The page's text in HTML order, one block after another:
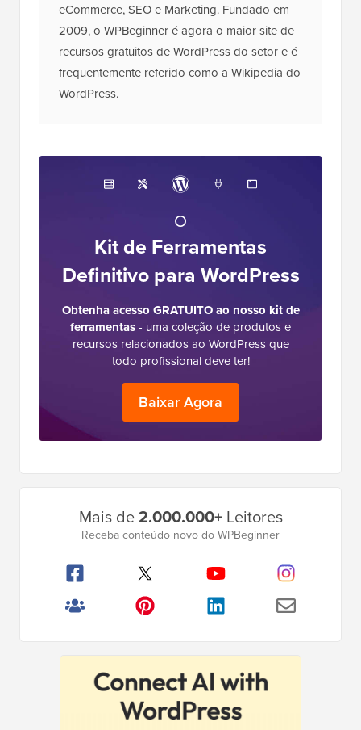
eCommerce, SEO e Marketing. Fundado em
2009, o WPBeginner é agora o maior site de
recursos gratuitos de WordPress do setor e é
frequentemente referido como a Wikipedia do
WordPress.
O
Kit de Ferramentas
Definitivo para WordPress
Obtenha acesso GRATUITO ao nosso kit de
ferramentas- uma coleção de produtos e
recursos relacionados ao WordPress que
todo profissional deve ter!
Baixar Agora
Mais de2.000.000+Leitores
Receba conteúdo novo do WPBeginner